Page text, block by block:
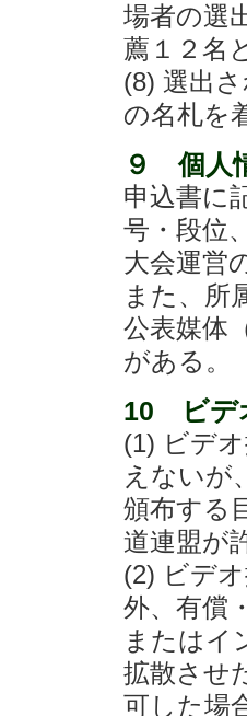
場者の選
薦１２名
(8) 選出
の名札を
９ 個人
申込書に
号・段位
大会運営
また、所
公表媒体
がある。
10 ビデ
(1) ビデ
えないが
頒布する
道連盟が
(2) ビデ
外、有償
またはイ
拡散させ
可した場